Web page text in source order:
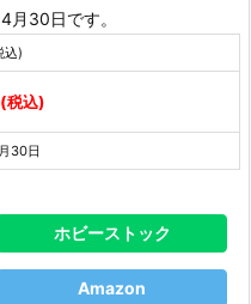
30日です。
込)
税込)
30日
ホビーストック
Amazon